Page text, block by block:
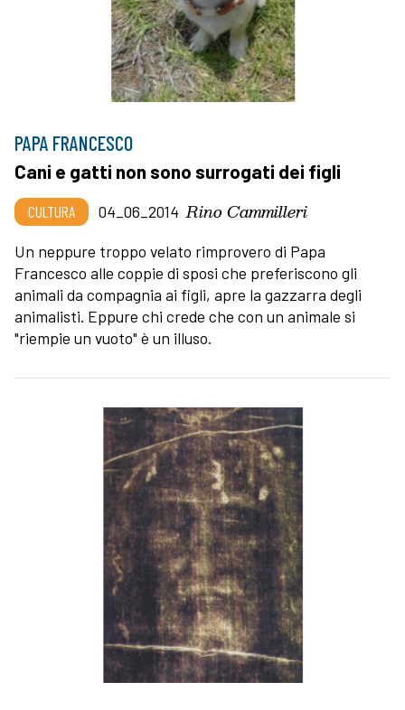
PAPA FRANCESCO
Cani e gatti non sono surrogati dei figli
CULTURA 04_06_2014 Rino Cammilleri
Un neppure troppo velato rimprovero di Papa
Francesco alle coppie di sposi che preferiscono gli
animali da compagnia ai figli, apre la gazzarra degli
animalisti. Eppure chi crede che con un animale si
"riempie un vuoto" è un illuso.